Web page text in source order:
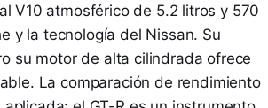
V10 atmosférico de 5.2 litros y 570
y la tecnología del Nissan. Su
su motor de alta cilindrada ofrece
La comparación de rendimiento